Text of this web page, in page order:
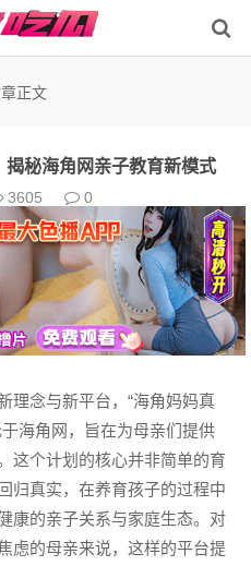
正文
秘海角网亲子教育新模式
3605 0
理念与新平台，“海角妈妈真
海角网，旨在为母亲们提供
这个计划的核心并非简单的育
归真实，在养育孩子的过程中
康的亲子关系与家庭生态。对
虑的母亲来说，这样的平台提